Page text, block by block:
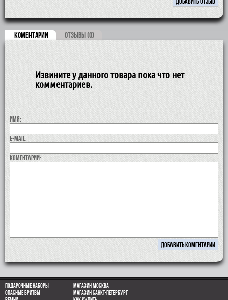
КОМЕНТАРИИ ОТЗЫВЫ (0)
Извините у данного товара пока что нет
комментариев.
Имя:
E-MAIL:
коментарий:
Подарочные наборы
Опасные бритвы
Магазин Москва
Магазин Санкт-Петербург